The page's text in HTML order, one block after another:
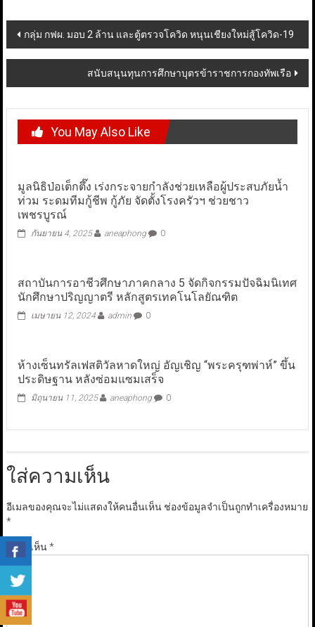
Post
navigation
กลุ่ม กฟผ. มอบ 2 ล้าน และตู้ตรวจโควิด หนุนเชียงใหม่สู้โควิด-19
สนับสนุนทุนการศึกษาบุตรข้าราชการกองทัพเรือ
You May Also Like
มูลนิธิป่อเต็กตึ๊ง เร่งกระจายกำลังช่วยเหลือผู้ประสบภัยน้ำ
ท่วม ระดมทีมกู้ชีพ กู้ภัย จัดตั้งโรงครัวฯ ช่วยชาว
เพชรบูรณ์
กันยายน 4, 2025 aneaphong 0
สถาบันการอาชีวศึกษาภาคกลาง 5 จัดกิจกรรมปัจฉิมนิเทศ
นักศึกษาปริญญาตรี หลักสูตรเทคโนโลยัณฑิต
เมษายน 12, 2024 admin 0
ห้างเซ็นทรัลเฟสติวัลหาดใหญ่ อัญเชิญ “พระครุฑพ่าห์” ขึ้น
ประดิษฐาน หลังซ่อมแซมเสร็จ
มิถุนายน 11, 2025 aneaphong 0
ใส่ความเห็น
อีเมลของคุณจะไม่แสดงให้คนอื่นเห็น ช่องข้อมูลจำเป็นถูกทำเครื่องหมาย
*
ความเห็น*